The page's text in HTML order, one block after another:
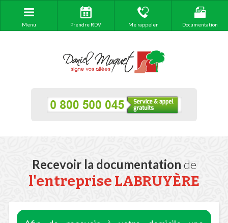
Menu Prendre RDV Me rappeler Documentation
Recevoir la documentation de
l'entreprise LABRUYÈRE